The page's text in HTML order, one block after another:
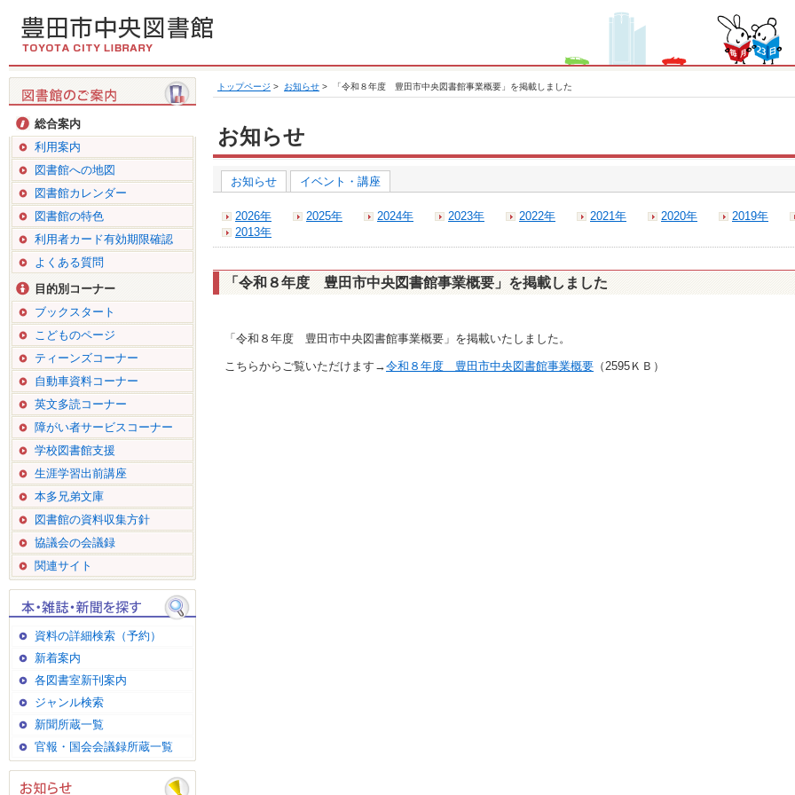
総合案内
利用案内
図書館への地図
図書館カレンダー
図書館の特色
利用者カード有効期限確認
よくある質問
目的別コーナー
ブックスタート
こどものページ
ティーンズコーナー
自動車資料コーナー
英文多読コーナー
障がい者サービスコーナー
学校図書館支援
生涯学習出前講座
本多兄弟文庫
図書館の資料収集方針
協議会の会議録
関連サイト
資料の詳細検索（予約）
新着案内
各図書室新刊案内
ジャンル検索
新聞所蔵一覧
官報・国会会議録所蔵一覧
トップページ > お知らせ > 「令和８年度 豊田市中央図書館事業概要」を掲載しました
お知らせ
お知らせ イベント・講座
2026年 2025年 2024年 2023年 2022年 2021年 2020年 2019年
2013年
「令和８年度 豊田市中央図書館事業概要」を掲載しました
「令和８年度 豊田市中央図書館事業概要」を掲載いたしました。
こちらからご覧いただけます→令和８年度 豊田市中央図書館事業概要 （2595ＫＢ）